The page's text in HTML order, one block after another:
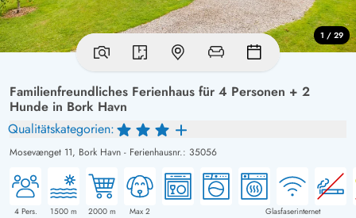
Familienfreundliches Ferienhaus für 4 Personen + 2
Hunde in Bork Havn
Qualitätskategorien:
Mosevænget 11, Bork Havn - Ferienhausnr.: 35056
4Pers. 1500 m 2000m Max 2 Glasfaserinternet
1 / 29